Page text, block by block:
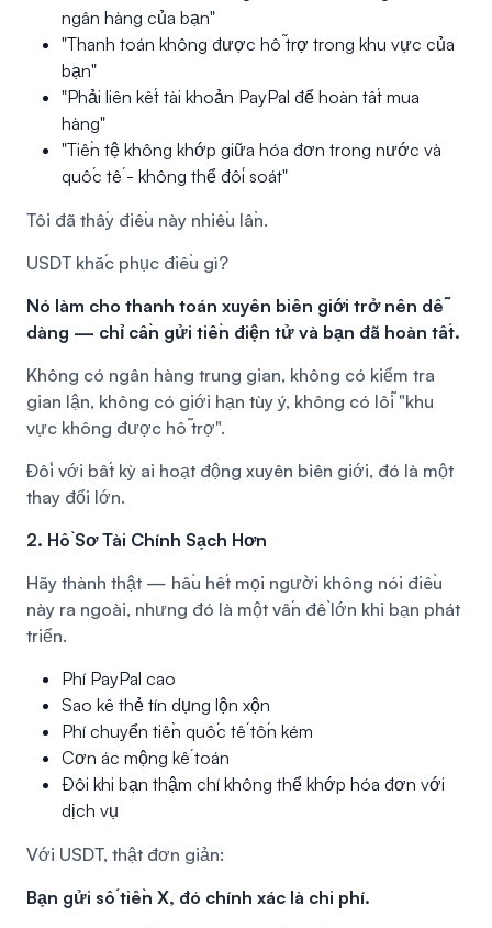
ngân hàng của bạn"
"Thanh toán không được hỗ trợ trong khu vực của
bạn"
"Phải liên kết tài khoản PayPal để hoàn tất mua
hàng"
"Tiền tệ không khớp giữa hóa đơn trong nước và
quốc tế - không thể đối soát"
Tôi đã thấy điều này nhiều lần.
USDT khắc phục điều gì?
Nó làm cho thanh toán xuyên biên giới trở nên dễ
dàng — chỉ cần gửi tiền điện tử và bạn đã hoàn tất.
Không có ngân hàng trung gian, không có kiểm tra
gian lận, không có giới hạn tùy ý, không có lỗi "khu
vực không được hỗ trợ".
Đối với bất kỳ ai hoạt động xuyên biên giới, đó là một
thay đổi lớn.
2. Hồ Sơ Tài Chính Sạch Hơn
Hãy thành thật — hầu hết mọi người không nói điều
này ra ngoài, nhưng đó là một vấn đề lớn khi bạn phát
triển.
Phí PayPal cao
Sao kê thẻ tín dụng lộn xộn
Phí chuyển tiền quốc tế tốn kém
Cơn ác mộng kế toán
Đôi khi bạn thậm chí không thể khớp hóa đơn với
dịch vụ
Với USDT, thật đơn giản:
Bạn gửi số tiền X, đó chính xác là chi phí.